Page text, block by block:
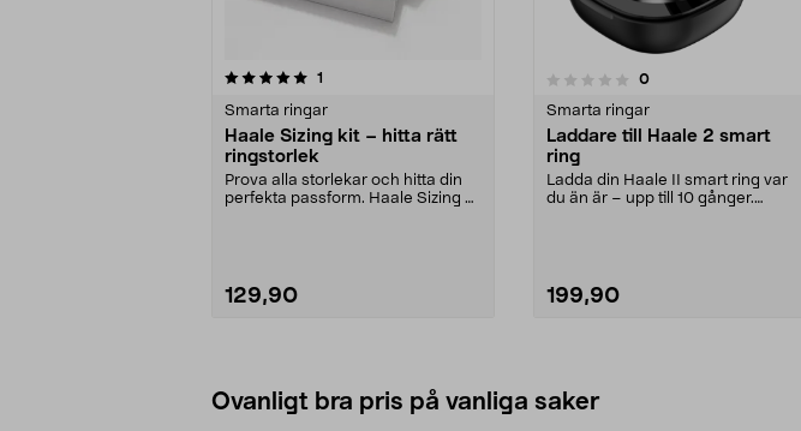
1
Smarta ringar
Haale Sizing kit – hitta rätt
ringstorlek
Prova alla storlekar och hitta din
perfekta passform. Haale Sizing kit
129,90
0.0 av 5 stjärnor 0recensioner
Smarta ringar
Laddare till Haale 2 smart
ring
Ladda din Haale II smart ring var
du än är – upp till 10 gånger.
199,90
Ovanligt bra pris på vanliga saker